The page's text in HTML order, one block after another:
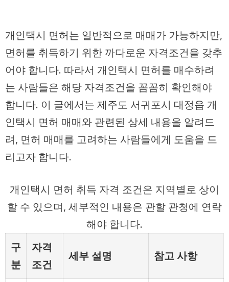
개인택시 면허는 일반적으로 매매가 가능하지만,
면허를 취득하기 위한 까다로운 자격조건을 갖추
어야 합니다. 따라서 개인택시 면허를 매수하려
는 사람들은 해당 자격조건을 꼼꼼히 확인해야
합니다. 이 글에서는 제주도 서귀포시 대정읍 개
인택시 면허 매매와 관련된 상세 내용을 알려드
려, 면허 매매를 고려하는 사람들에게 도움을 드
리고자 합니다.
개인택시 면허 취득 자격 조건은 지역별로 상이
할 수 있으며, 세부적인 내용은 관할 관청에 연락
해야 합니다.
구
분
자격
조건
세부 설명 참고 사항